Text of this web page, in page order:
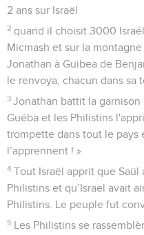
2 ans sur Israël
2 quand il choisit 3000
Micmash et sur la
Jonathan à Guibea de
le renvoya, chacun dans sa
3 Jonathan battit la
Guéba et les Philistins
trompette dans tout le pays
l’apprennent ! »
4 Tout Israël apprit que
Philistins et qu’Israël avait
Philistins. Le peuple fut
5 Les Philistins se